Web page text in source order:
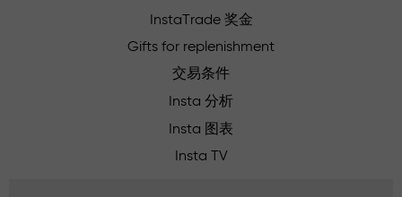
InstaTrade 奖金
Gifts for replenishment
交易条件
Insta 分析
Insta 图表
Insta TV